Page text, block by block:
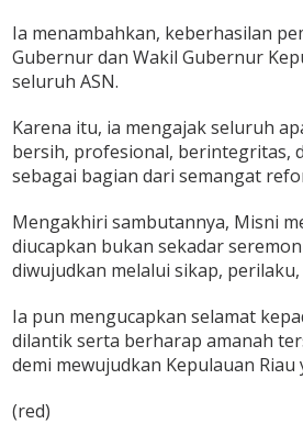
Ia menambahkan, keberhasilan
Gubernur dan Wakil Gubernur
seluruh ASN.
Karena itu, ia mengajak seluruh
bersih, profesional, berintegritas,
sebagai bagian dari semangat
Mengakhiri sambutannya, Misni
diucapkan bukan sekadar
diwujudkan melalui sikap,
Ia pun mengucapkan selamat
dilantik serta berharap amanah
demi mewujudkan Kepulauan
(red)